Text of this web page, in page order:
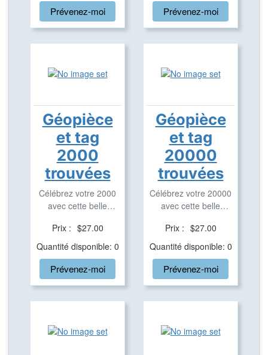
Prévenez-moi Prévenez-moi
Géopièce
et tag
2000
trouvées
Célébrez votre 2000
avec cette belle
Prix : $27.00
Quantité disponible: 0
Prévenez-moi
Géopièce
et tag
20000
trouvées
Célébrez votre 20000
avec cette belle
Prix : $27.00
Quantité disponible: 0
Prévenez-moi